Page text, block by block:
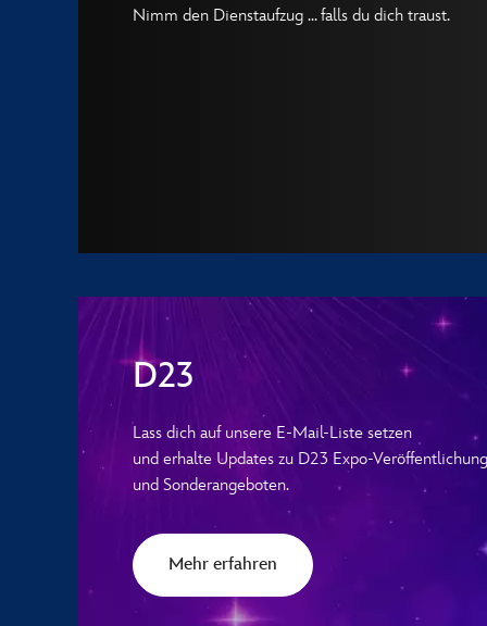
Nimm den Dienstaufzug ... falls du dich traust.
D23
Lass dich auf unsere E-Mail-Liste setzen
und erhalte Updates zu D23 Expo-
und Sonderangeboten.
Mehr erfahren